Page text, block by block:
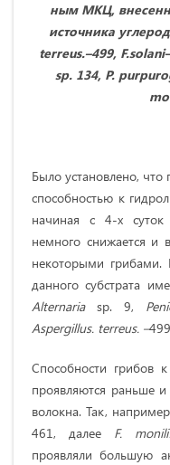
ным МКЦ,
источника
terreus.–499, F.solani–
sp. 134, P.
Было установлено,
способностью к
начиная с 4-х суток
немного снижается и
некоторыми грибами.
данного субстрата
Alternaria sp. 9,
Aspergillus. terreus. –
Способности грибов
проявляются раньше
волокна. Так,
461, далее F.
проявляли большую